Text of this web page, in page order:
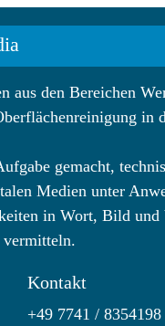
aus den Bereichen
in
gemacht,
Medien unter
in Wort, Bild und
vermitteln.
Kontakt
+49 7741 / 8354198